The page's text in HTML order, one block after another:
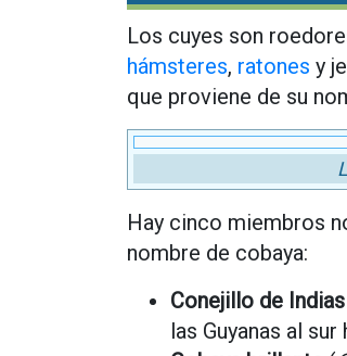
Los cuyes son
hámsteres, ratones y
que proviene de su
Hay cinco miembros
nombre de cobaya:
Conejillo de
las Guyanas al